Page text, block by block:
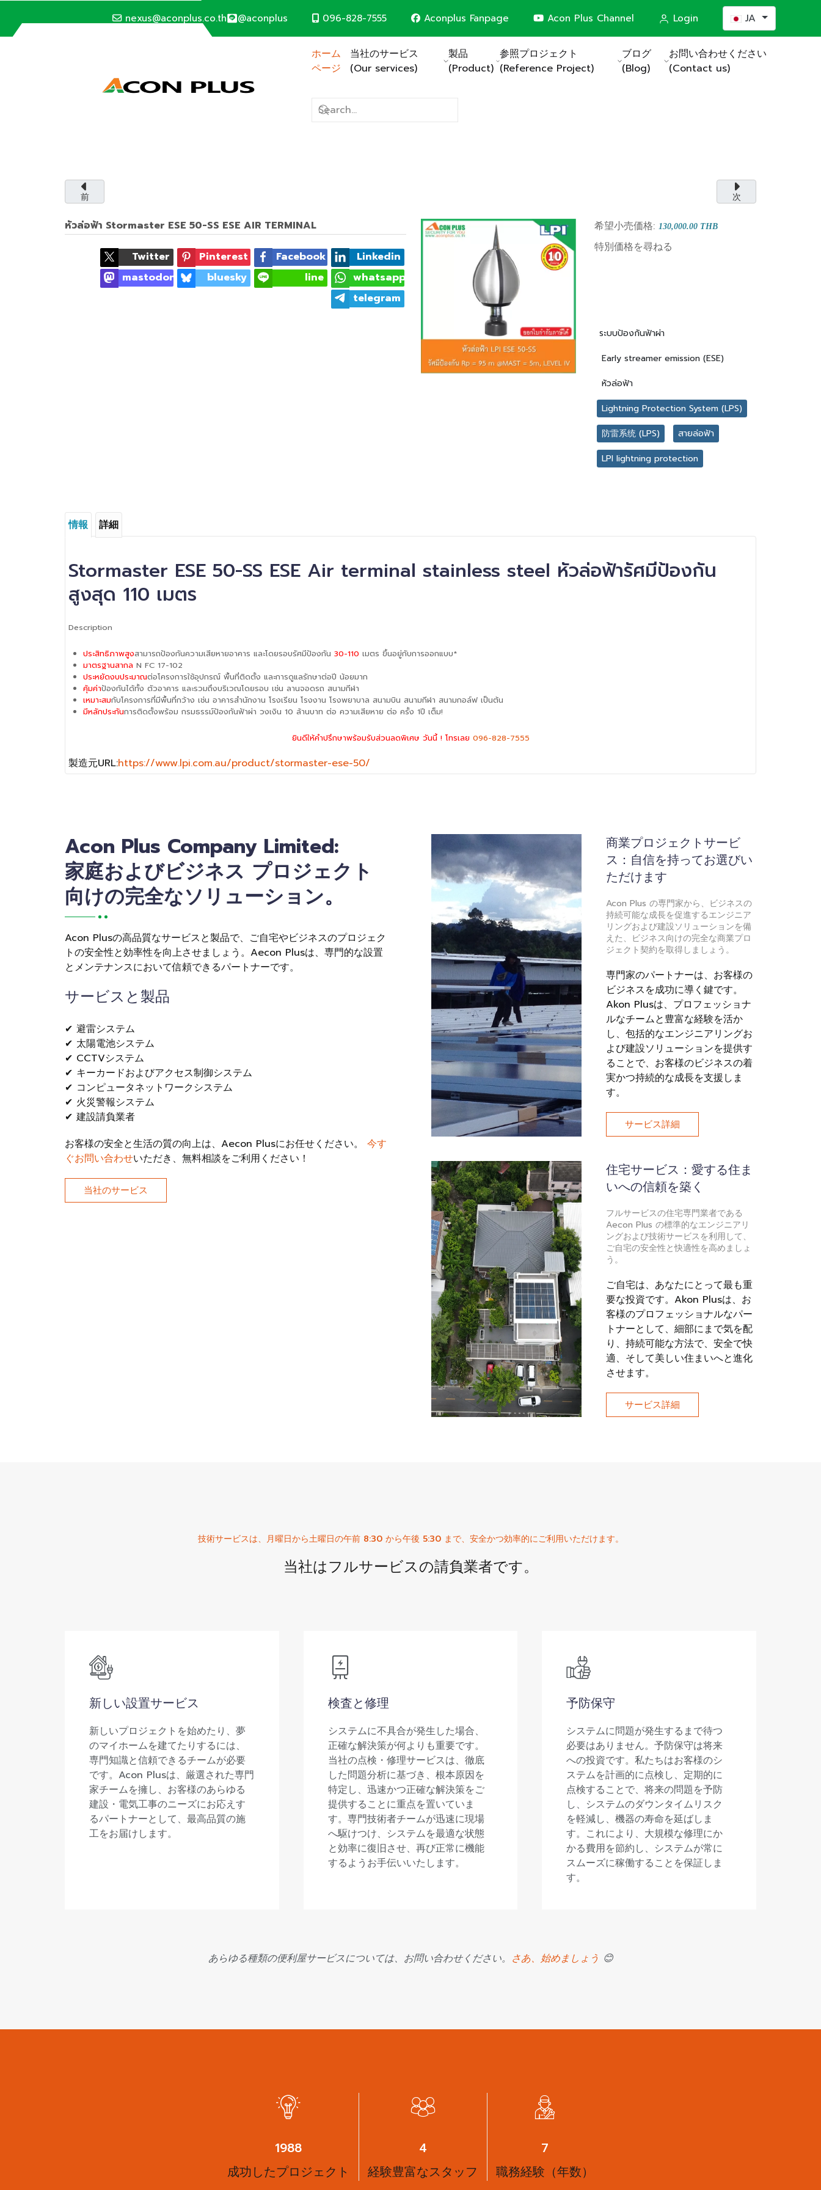
nexus@aconplus.co.th @aconplus 096-828-7555 Aconplus Fanpage Acon Plus Channel Login あなたが使う言語を選
JA
ホーム
ページ
当社のサービス
(Our services)
製品
(Product)
参照プロジェクト
(Reference Project)
ブログ
(Blog)
お問い合わせください
(Contact us)
CCTV SYSTEM
サービス詳細
前 次
หัวล่อฟ้า Stormaster ESE 50-SS ESE AIR TERMINAL
Twitter Pinterest Facebook
Linkedin
mastodon
bluesky line
whatsapp
telegram
希望小売価格: 130,000.00 THB
特別価格を尋ねる
ระบบป้องกันฟ้าผ่า
Early streamer emission (ESE)
หัวล่อฟ้า
Lightning Protection System (LPS)
防雷系统 (LPS)
สายล่อฟ้า
LPI lightning protection
情報 詳細
Stormaster ESE 50-SS ESE Air terminal stainless steel หัวล่อฟ้ารัศมีป้องกัน
สูงสุด 110 เมตร
Description
ประสิทธิภาพสูงสามารถป้องกันความเสียหายอาคาร และโดยรอบรัศมีป้องกัน 30-110 เมตร ขึ้นอยู่กับการออกแบบ*
มาตรฐานสากล N FC 17-102
ประหยัดงบประมาณต่อโครงการใช้อุปกรณ์ พื้นที่ติดตั้ง และการดูแลรักษาต่อปี น้อยมาก
คุ้มค่าป้องกันได้ทั้ง ตัวอาคาร และรวมถึงบริเวณโดยรอบ เช่น ลานจอดรถ สนามกีฬา
เหมาะสมกับโครงการที่มีพื้นที่กว้าง เช่น อาคารสำนักงาน โรงเรียน โรงงาน โรงพยาบาล สนามบิน สนามกีฬา สนามกอล์ฟ เป็นต้น
มีหลักประกันการติดตั้งพร้อม กรมธรรม์ป้องกันฟ้าผ่า วงเงิน 10 ล้านบาท ต่อ ความเสียหาย ต่อ ครั้ง 1ปี เต็ม!
ยินดีให้คำปรึกษาพร้อมรับส่วนลดพิเศษ วันนี้ ! โทรเลย 096-828-7555
製造元URL:https://www.lpi.com.au/product/stormaster-ese-50/
Acon Plus Company Limited:
家庭およびビジネス プロジェクト
向けの完全なソリューション。
Acon Plusの高品質なサービスと製品で、ご自宅やビジネスのプロジェク
トの安全性と効率性を向上させましょう。Aecon Plusは、専門的な設置
とメンテナンスにおいて信頼できるパートナーです。
サービスと製品
✔ 避雷システム
✔ 太陽電池システム
✔ CCTVシステム
✔ キーカードおよびアクセス制御システム
✔ コンピュータネットワークシステム
✔ 火災警報システム
✔ 建設請負業者
お客様の安全と生活の質の向上は、Aecon Plusにお任せください。 今す
ぐお問い合わせいただき、無料相談をご利用ください！
当社のサービス
商業プロジェクトサービ
ス：自信を持ってお選びい
ただけます
Acon Plus の専門家から、ビジネスの
持続可能な成長を促進するエンジニア
リングおよび建設ソリューションを備
えた、ビジネス向けの完全な商業プロ
ジェクト契約を取得しましょう。
専門家のパートナーは、お客様の
ビジネスを成功に導く鍵です。
Akon Plusは、プロフェッショナ
ルなチームと豊富な経験を活か
し、包括的なエンジニアリングお
よび建設ソリューションを提供す
ることで、お客様のビジネスの着
実かつ持続的な成長を支援しま
す。
サービス詳細
住宅サービス：愛する住ま
いへの信頼を築く
フルサービスの住宅専門業者である
Aecon Plus の標準的なエンジニアリ
ングおよび技術サービスを利用して、
ご自宅の安全性と快適性を高めましょ
う。
ご自宅は、あなたにとって最も重
要な投資です。Akon Plusは、お
客様のプロフェッショナルなパー
トナーとして、細部にまで気を配
り、持続可能な方法で、安全で快
適、そして美しい住まいへと進化
させます。
サービス詳細
技術サービスは、月曜日から土曜日の午前 8:30 から午後 5:30 まで、安全かつ効率的にご利用いただけます。
当社はフルサービスの請負業者です。
新しい設置サービス
新しいプロジェクトを始めたり、夢
のマイホームを建てたりするには、
専門知識と信頼できるチームが必要
です。Acon Plusは、厳選された専門
家チームを擁し、お客様のあらゆる
建設・電気工事のニーズにお応えす
るパートナーとして、最高品質の施
工をお届けします。
検査と修理
システムに不具合が発生した場合、
正確な解決策が何よりも重要です。
当社の点検・修理サービスは、徹底
した問題分析に基づき、根本原因を
特定し、迅速かつ正確な解決策をご
提供することに重点を置いていま
す。専門技術者チームが迅速に現場
へ駆けつけ、システムを最適な状態
と効率に復旧させ、再び正常に機能
するようお手伝いいたします。
予防保守
システムに問題が発生するまで待つ
必要はありません。予防保守は将来
への投資です。私たちはお客様のシ
ステムを計画的に点検し、定期的に
点検することで、将来の問題を予防
し、システムのダウンタイムリスク
を軽減し、機器の寿命を延ばしま
す。これにより、大規模な修理にか
かる費用を節約し、システムが常に
スムーズに稼働することを保証しま
す。
あらゆる種類の便利屋サービスについては、お問い合わせください。 さあ、始めましょう 😊
2625
成功したプロジェクト
6
経験豊富なスタッフ
9
職務経験（年数）